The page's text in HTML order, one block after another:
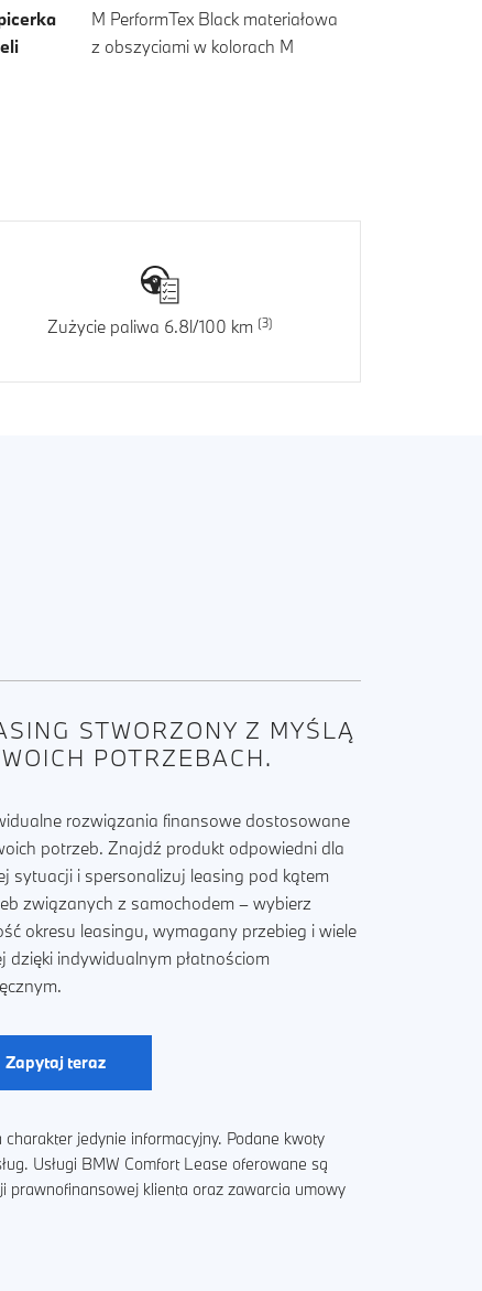
M PerformTex Black materiałowa
z obszyciami w kolorach M
Zużycie paliwa 6.8l/100 km
STWORZONY Z MYŚLĄ
POTRZEBACH.
rozwiązania finansowe dostosowane
potrzeb. Znajdź produkt odpowiedni dla
sytuacji i spersonalizuj leasing pod kątem
związanych z samochodem – wybierz
okresu leasingu, wymagany przebieg i wiele
dzięki indywidualnym płatnościom
Zapytaj teraz
jedynie informacyjny. Podane kwoty
Usługi BMW Comfort Lease oferowane są
prawnofinansowej klienta oraz zawarcia umowy